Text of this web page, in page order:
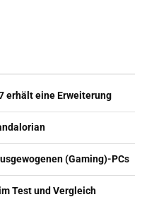
erhält eine Erweiterung
(Gaming)-PCs
Test und Vergleich